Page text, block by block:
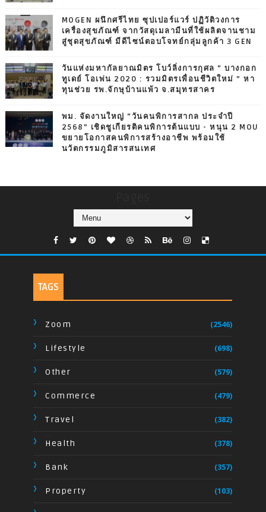
MOGEN ผนึกศรีไทย ซุปเปอร์แวร์ ปฏิวัติวงการ
เครื่องสุขภัณฑ์ จากวัสดุเมลามีนที่ใช้ผลิตจานชาม
สู่ชุดสุขภัณฑ์ มีดีไซน์ตอบโจทย์กลุ่มลูกค้า 3 GEN
วันแห่งมหากัลยาณมิตร โบว์ลิ่งการกุศล “ บางกอก
ทูเดย์ โอเพ่น 2020 : รวมมิตรเพื่อนชีวิตใหม่ ” หา
ทุนช่วย รพ.จักษุบ้านแพ้ว จ.สมุทรสาคร
พม. จัดงานใหญ่ “วันคนพิการสากล ประจำปี
2568” เชิดชูเกียรติคนพิการต้นแบบ - หนุน 2 MOU
ขยายโอกาสคนพิการสร้างอาชีพ พร้อมใช้
นวัตกรรมภูมิสารสนเทศ
TAGS
Zoom (2546)
Lifestyle (698)
Other (579)
Commerce (479)
Travel (382)
Health (378)
Bank (357)
Property (103)